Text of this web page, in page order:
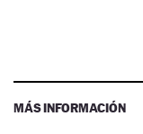
MÁS INFORMACIÓN